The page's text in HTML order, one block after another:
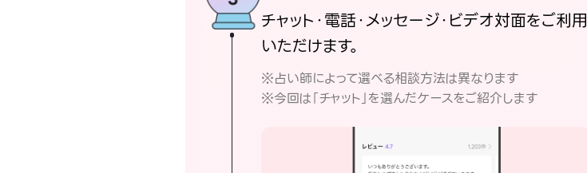
チャット・電話・メッセージ・ビデオ対面をご利用
いただけます。
※占い師によって選べる相談方法は異なります
※今回は「チャット」を選んだケースをご紹介します